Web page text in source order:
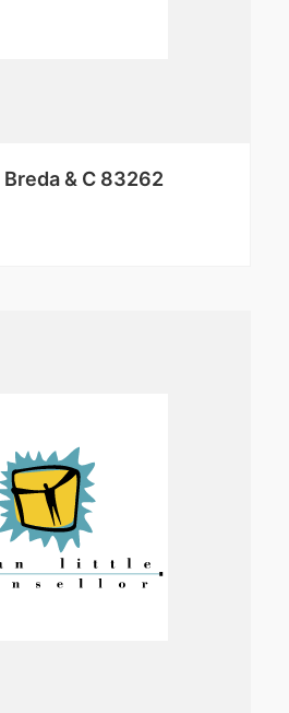
Breda & C 83262